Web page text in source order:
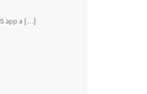
app a […]